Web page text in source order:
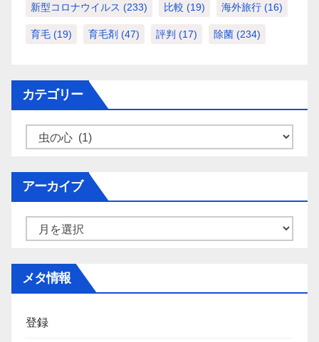
新型コロナウイルス (233) 比較 (19) 海外旅行 (16)
育毛 (19) 育毛剤 (47) 評判 (17) 除菌 (234)
カテゴリー
ー
アーカイブ
メタ情報
登録